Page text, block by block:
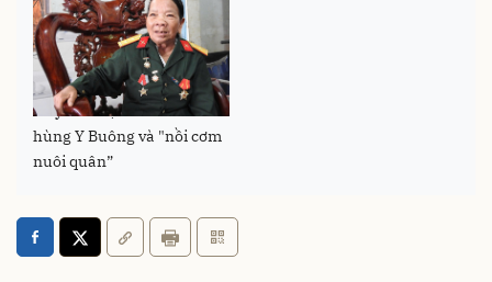
Huyền thoại về nữ Anh
hùng Y Buông và "nồi cơm
nuôi quân”